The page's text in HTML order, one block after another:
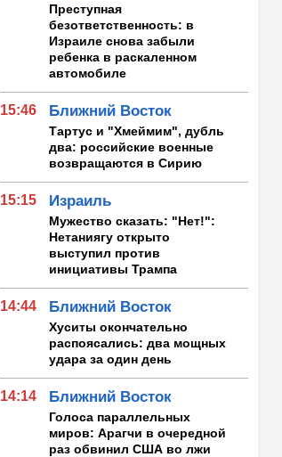
Преступная
безответственность: в
Израиле снова забыли
ребенка в раскаленном
автомобиле
15:46 Ближний Восток
Тартус и "Хмеймим", дубль
два: российские военные
возвращаются в Сирию
15:15 Израиль
Мужество сказать: "Нет!":
Нетаниягу открыто
выступил против
инициативы Трампа
14:44 Ближний Восток
Хуситы окончательно
распоясались: два мощных
удара за один день
14:14 Ближний Восток
Голоса параллельных
миров: Арагчи в очередной
раз обвинил США во лжи